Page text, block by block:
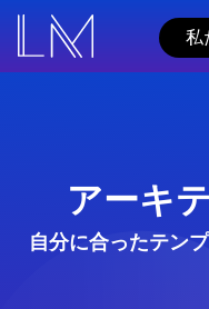
私
アーキ
自分に合ったテン